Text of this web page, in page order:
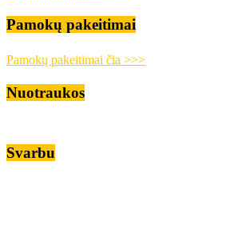
Pamokų pakeitimai
Pamokų pakeitimai čia >>>
Nuotraukos
Svarbu